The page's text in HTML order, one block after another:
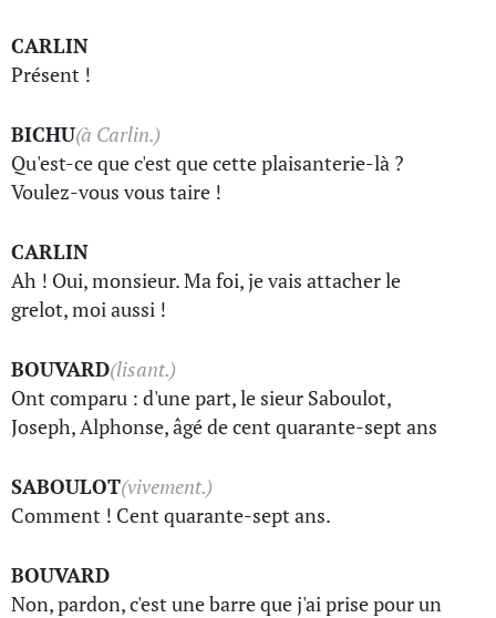
CARLIN
Présent !
BICHU(à Carlin.)
Qu'est-ce que c'est que cette plaisanterie-là ?
Voulez-vous vous taire !
CARLIN
Ah ! Oui, monsieur. Ma foi, je vais attacher le
grelot, moi aussi !
BOUVARD(lisant.)
Ont comparu : d'une part, le sieur Saboulot,
Joseph, Alphonse, âgé de cent quarante-sept ans
SABOULOT(vivement.)
Comment ! Cent quarante-sept ans.
BOUVARD
Non, pardon, c'est une barre que j'ai prise pour un